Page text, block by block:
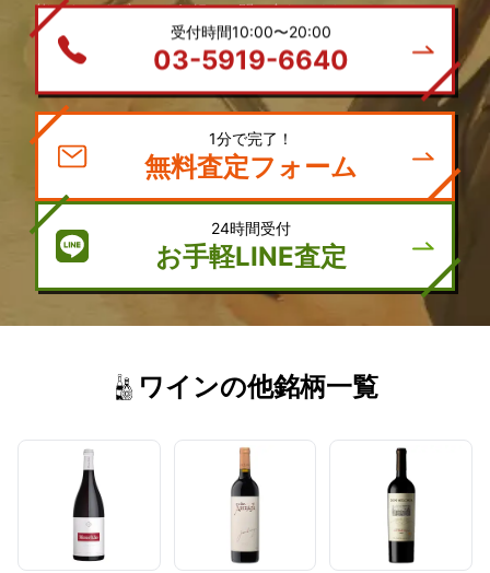
能です。 まずは、お気軽にお問い合わせください。
受付時間10:00〜20:00
03-5919-6640
1分で完了！
無料査定フォーム
24時間受付
お手軽LINE査定
ワインの他銘柄一覧